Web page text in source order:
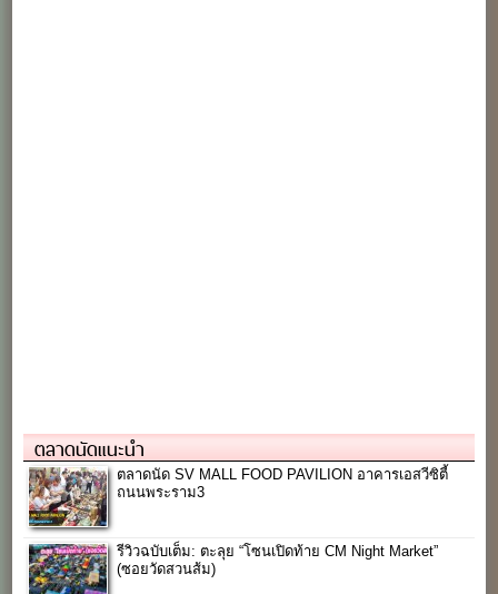
ตลาดนัดแนะนำ
ตลาดนัด SV MALL FOOD PAVILION อาคารเอสวีซิตี้
ถนนพระราม3
รีวิวฉบับเต็ม: ตะลุย “โซนเปิดท้าย CM Night Market”
(ซอยวัดสวนส้ม)